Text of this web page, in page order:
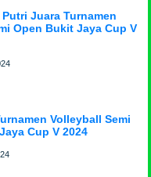
Juara Turnamen
Open Bukit Jaya Cup V
Volleyball Semi
Cup V 2024